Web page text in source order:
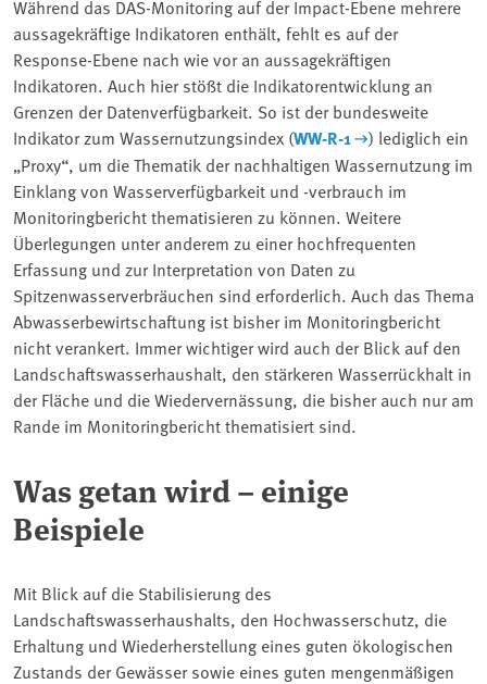
Während das DAS-Monitoring auf der Impact-Ebene mehrere
aussagekräftige Indikatoren enthält, fehlt es auf der
Response-Ebene nach wie vor an aussagekräftigen
Indikatoren. Auch hier stößt die Indikatorentwicklung an
Grenzen der Datenverfügbarkeit. So ist der bundesweite
Indikator zum Wassernutzungsindex (WW-R-1
) lediglich ein
„Proxy“, um die Thematik der nachhaltigen Wassernutzung im
Einklang von Wasserverfügbarkeit und -verbrauch im
Monitoringbericht thematisieren zu können. Weitere
Überlegungen unter anderem zu einer hochfrequenten
Erfassung und zur Interpretation von Daten zu
Spitzenwasserverbräuchen sind erforderlich. Auch das Thema
Abwasserbewirtschaftung ist bisher im Monitoringbericht
nicht verankert. Immer wichtiger wird auch der Blick auf den
Landschaftswasserhaushalt, den stärkeren Wasserrückhalt in
der Fläche und die Wiedervernässung, die bisher auch nur am
Rande im Monitoringbericht thematisiert sind.
Was getan wird – einige
Beispiele
Mit Blick auf die Stabilisierung des
Landschaftswasserhaushalts, den Hochwasserschutz, die
Erhaltung und Wiederherstellung eines guten ökologischen
Zustands der Gewässer sowie eines guten mengenmäßigen